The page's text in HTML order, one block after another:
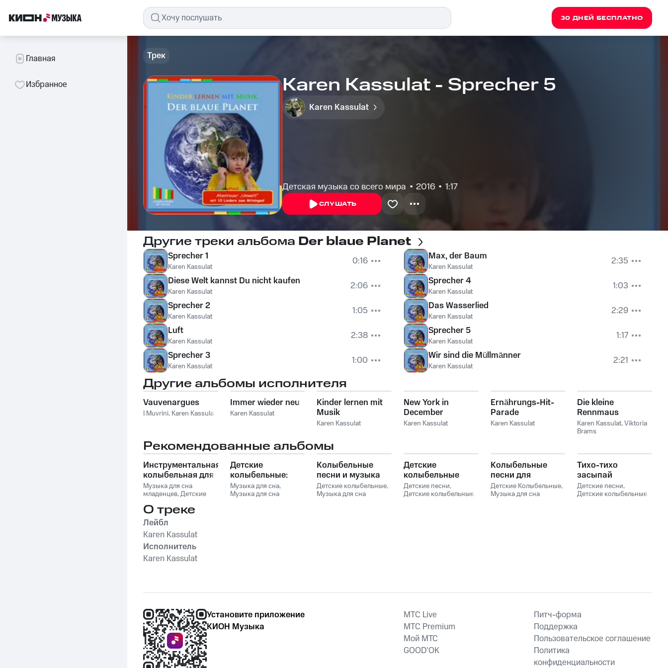
30 ДНЕЙ БЕСПЛАТНО
Главная
Избранное
Трек
Karen Kassulat - Sprecher 5
Karen Kassulat
Детская музыка со всего мира 2016 1:17
СЛУШАТЬ
Другие треки альбома Der blaue Planet
Sprecher 1
Karen Kassulat
0:16
Diese Welt kannst Du nicht kaufen
Karen Kassulat
2:06
Sprecher 2
Karen Kassulat
1:05
Luft
Karen Kassulat
2:38
Sprecher 3
Karen Kassulat 1:00
Max, der Baum
Karen Kassulat
2:35
Sprecher 4
Karen Kassulat
1:03
Das Wasserlied
Karen Kassulat
2:29
Sprecher 5
Karen Kassulat
1:17
Wir sind die Müllmänner
Karen Kassulat 2:21
Другие альбомы исполнителя
Vauvenargues
I Muvrini, Karen Kassulat
Immer wieder neu
Karen Kassulat
Kinder lernen mit
Musik
Karen Kassulat
New York in
December
Karen Kassulat
Ernährungs-Hit-
Parade
Karen Kassulat
Die kleine
Rennmaus
Karen Kassulat,Viktoria
Brams
Рекомендованные альбомы
Инструментальная
колыбельная для
малышей со
звуками природы
Музыка для сна
младенцев,Детские
для сна малыша,
Колыбельная музыка
для детей и младенцев
Детские
колыбельные:
Нежная
успокаивающая
Музыка для сна,
Музыка для сна
Колыбельные
песни и музыка
для сна
младенцев
Детские колыбельные,
Музыка для сна
Детские
колыбельные
песни и музыка
для сна малыша и
Детские песни,
Детские колыбельные,
Колыбельные
песни для
малышей
Детские Колыбельные,
Музыка для сна
Тихо-тихо
засыпай
Детские песни,
Детские колыбельные
О треке
Лейбл
Karen Kassulat
Исполнитель
Karen Kassulat
Установите приложение
КИОН Музыка
MTС Live
MTС Premium
Мой МТС
GOOD’OK
Питч-форма
Поддержка
Пользовательское соглашение
Политика
конфиденциальности